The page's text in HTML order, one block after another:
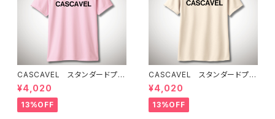
CASCAVEL スタンダードプラ
クティスシャツ ライトピンクブ
ラック
¥4,020
13%OFF
CASCAVEL スタンダードプラ
クティスシャツ ライトベージュ
¥4,020
13%OFF